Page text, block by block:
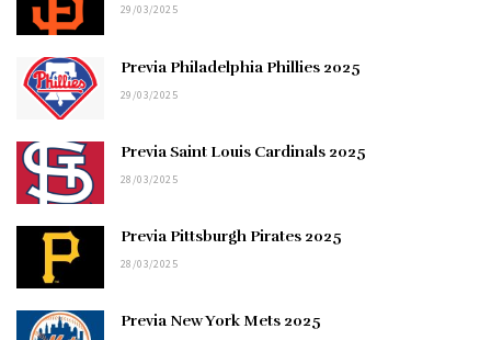
29/03/2025
Previa Philadelphia Phillies 2025
29/03/2025
Previa Saint Louis Cardinals 2025
28/03/2025
Previa Pittsburgh Pirates 2025
28/03/2025
Previa New York Mets 2025